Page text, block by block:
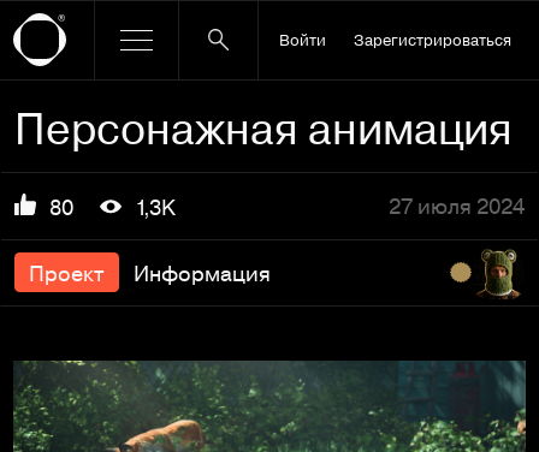
Войти Зарегистрироваться
Персонажная анимация
80 1,3K 27 июля 2024
Проект Информация